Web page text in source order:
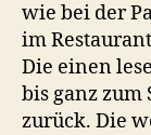
wie bei der
im
Die einen
bis ganz zum
zurück. Die